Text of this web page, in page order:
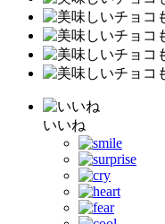
いいね